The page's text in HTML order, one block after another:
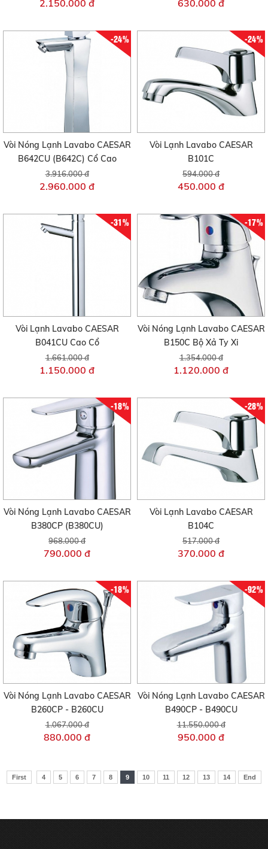
2.150.000 đ 630.000 đ
-24%
Vòi Nóng Lạnh Lavabo CAESAR
B642CU (B642C) Cổ Cao
3.916.000 đ
2.960.000 đ
-24%
Vòi Lạnh Lavabo CAESAR
B101C
594.000 đ
450.000 đ
-31%
Vòi Lạnh Lavabo CAESAR
B041CU Cao Cổ
1.661.000 đ
1.150.000 đ
-17%
Vòi Nóng Lạnh Lavabo CAESAR
B150C Bộ Xả Ty Xi
1.354.000 đ
1.120.000 đ
-18%
Vòi Nóng Lạnh Lavabo CAESAR
B380CP (B380CU)
968.000 đ
790.000 đ
-28%
Vòi Lạnh Lavabo CAESAR
B104C
517.000 đ
370.000 đ
-18%
Vòi Nóng Lạnh Lavabo CAESAR
B260CP - B260CU
1.067.000 đ
880.000 đ
-92%
Vòi Nóng Lạnh Lavabo CAESAR
B490CP - B490CU
11.550.000 đ
950.000 đ
First 4 5 6 7 8 9 10 11 12 13 14 End